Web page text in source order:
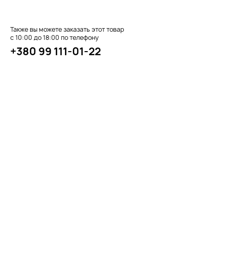
Также вы можете заказать этот товар
с 10:00 до 18:00 по телефону
+380 99 111-01-22